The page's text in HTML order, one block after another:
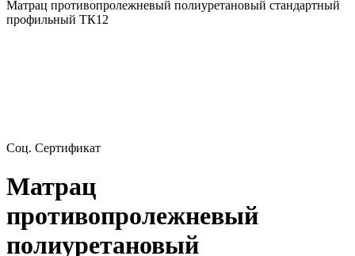
Матрац противопролежневый полиуретановый стандартный
профильный ТК12
Соц. Сертификат
Матрац
противопролежневый
полиуретановый